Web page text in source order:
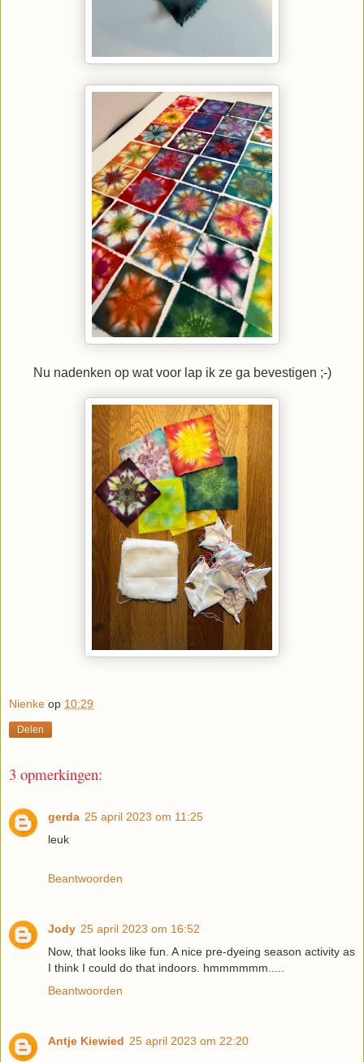
Nu nadenken op wat voor lap ik ze ga bevestigen ;-)
Nienke op 10:29
Delen
3 opmerkingen:
gerda 25 april 2023 om 11:25
leuk
Beantwoorden
Jody 25 april 2023 om 16:52
Now, that looks like fun. A nice pre-dyeing season activity as
I think I could do that indoors. hmmmmmm.....
Beantwoorden
Antje Kiewied 25 april 2023 om 22:20